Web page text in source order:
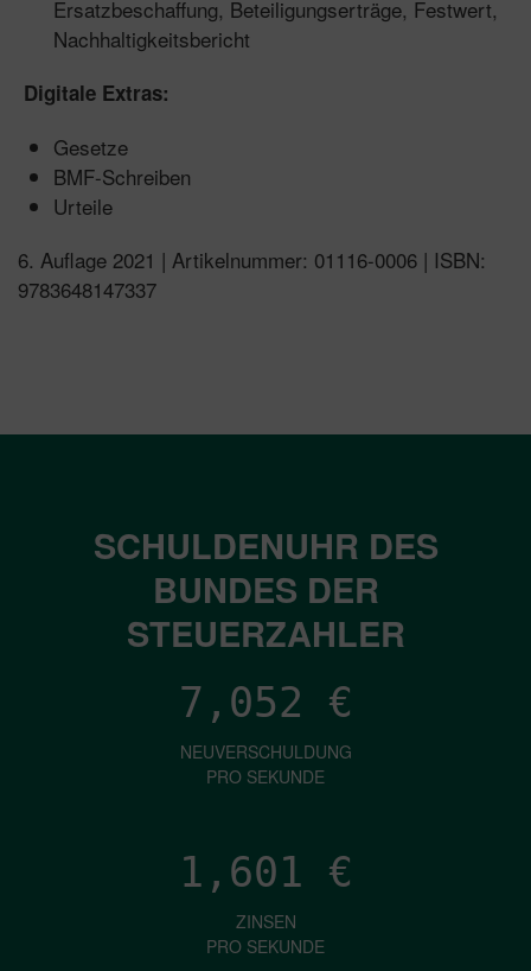
Ersatzbeschaffung, Beteiligungserträge, Festwert,
Nachhaltigkeitsbericht
Digitale Extras:
Gesetze
BMF-Schreiben
Urteile
6. Auflage 2021 | Artikelnummer: 01116-0006 | ISBN:
9783648147337
SCHULDENUHR DES
BUNDES DER
STEUERZAHLER
7,052 €
NEUVERSCHULDUNG
PRO SEKUNDE
1,601 €
ZINSEN
PRO SEKUNDE